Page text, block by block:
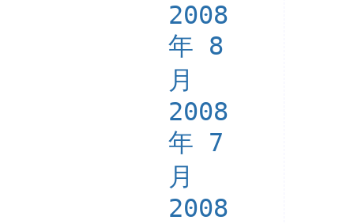
2008
年 8
月
2008
年 7
月
2008